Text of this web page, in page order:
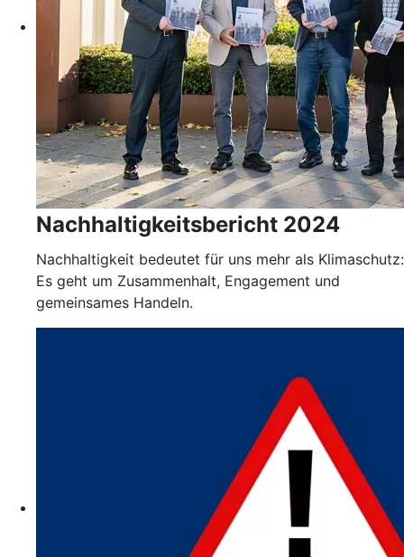
Nachhaltigkeitsbericht 2024
Nachhaltigkeit bedeutet für uns mehr als Klimaschutz:
Es geht um Zusammenhalt, Engagement und
gemeinsames Handeln.